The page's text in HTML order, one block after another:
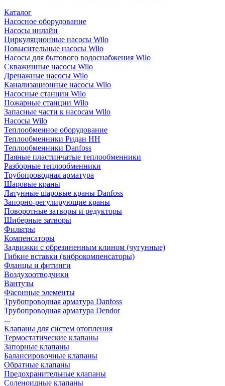
Каталог
Насосное оборудование
Насосы инлайн
Циркуляционные насосы Wilo
Повысительные насосы Wilo
Насосы для бытового водоснабжения Wilo
Скважинные насосы Wilo
Дренажные насосы Wilo
Канализационные насосы Wilo
Насосные станции Wilo
Пожарные станции Wilo
Запасные части к насосам Wilo
Насосы Wilo
Теплообменное оборудование
Теплообменники Ридан НН
Теплообменники Danfoss
Паяные пластинчатые теплообменники
Разборные теплообменники
Трубопроводная арматура
Шаровые краны
Латунные шаровые краны Danfoss
Запорно-регулирующие краны
Поворотные затворы и редукторы
Шиберные затворы
Фильтры
Компенсаторы
Задвижки с обрезиненным клином (чугунные)
Гибкие вставки (виброкомпенсаторы)
Фланцы и фитинги
Воздухоотводчики
Вантузы
Фасонные элементы
Трубопроводная арматура Danfoss
Трубопроводная арматура Dendor
...
Клапаны для систем отопления
Термостатические клапаны
Запорные клапаны
Балансировочные клапаны
Обратные клапаны
Предохранительные клапаны
Соленоидные клапаны